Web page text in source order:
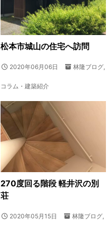
松本市城山の住宅へ訪問
2020年06月06日 林隆ブログ,
コラム・建築紹介
270度回る階段 軽井沢の別
荘
2020年05月15日 林隆ブログ,